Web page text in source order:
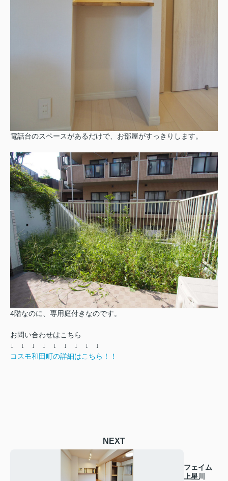
電話台のスペースがあるだけで、お部屋がすっきりします。
4階なのに、専用庭付きなのです。
お問い合わせはこちら
↓ ↓ ↓ ↓ ↓ ↓ ↓ ↓ ↓
コスモ和田町の詳細はこちら！！
NEXT
フェイム
上星川